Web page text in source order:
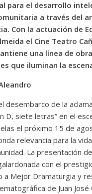
A
p
p
para el desarrollo
a través del
Con la actuación de
el Cine Teatro
una línea de
que iluminan la
desembarco de la
D, siete letras” en el
el próximo 15 de
relevancia para la
La presentación
con el
a Mejor Dramaturgia y
de Juan José